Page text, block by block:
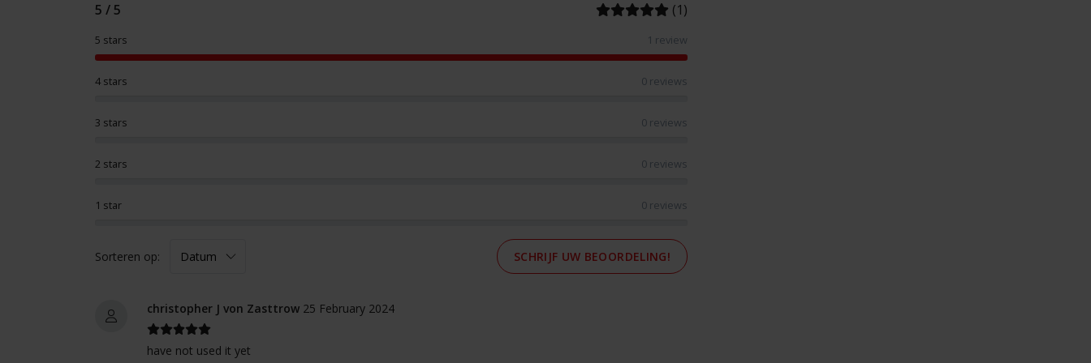
5 / 5 (1)
1 star 0 reviews
2 stars 0 reviews
3 stars 0 reviews
4 stars 0 reviews
5 stars 1 review
Sorteren op: SCHRIJF UW BEOORDELING!
christopher J von Zasttrow 25 February 2024
have not used it yet